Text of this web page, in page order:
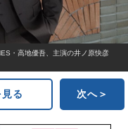
・高地優吾、主演の井ノ原快彦
る 次へ＞